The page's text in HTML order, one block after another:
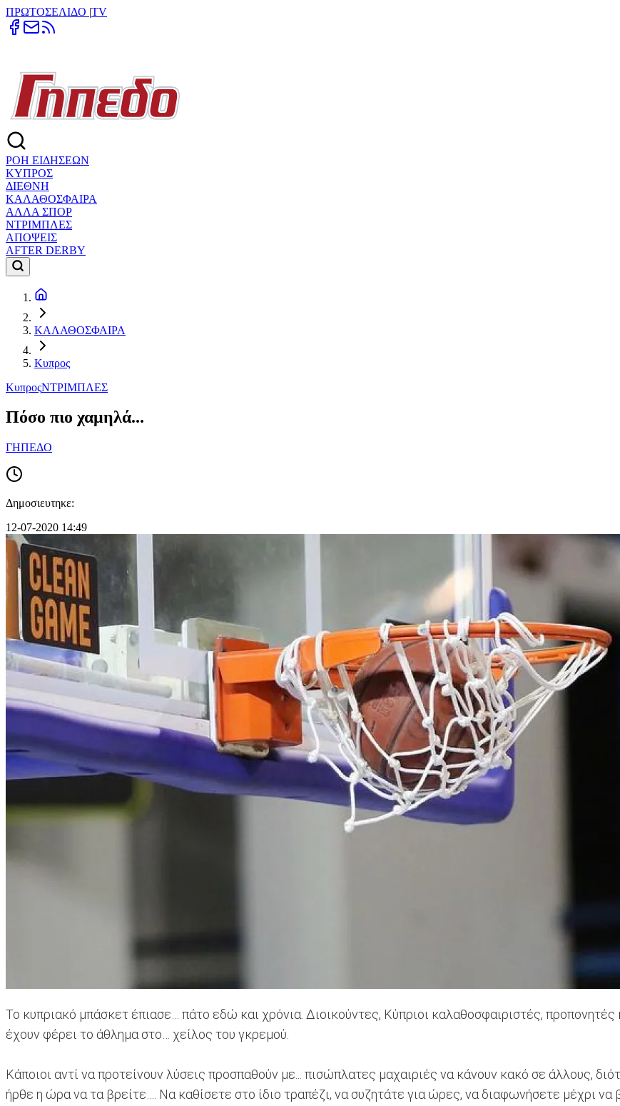
ΠΡΩΤΟΣΕΛΙΔΟ |TV
ΡΟΗ ΕΙΔΗΣΕΩΝ
ΚΥΠΡΟΣ
ΔΙΕΘΝΗ
ΚΑΛΑΘΟΣΦΑΙΡΑ
ΑΛΛΑ ΣΠΟΡ
ΝΤΡΙΜΠΛΕΣ
ΑΠΟΨΕΙΣ
AFTER DERBY
ΚΑΛΑΘΟΣΦΑΙΡΑ
Κυπρος
ΚυπροςΝΤΡΙΜΠΛΕΣ
Πόσο πιο χαμηλά...
ΓΗΠΕΔΟ
Δημοσιευτηκε:
12-07-2020 14:49
Το κυπριακό μπάσκετ έπιασε… πάτο εδώ και χρόνια. Διοικούντες, Κύπριοι καλαθοσφαιριστές,
έχουν φέρει το άθλημα στο… χείλος του γκρεμού.
Κάποιοι αντί να προτείνουν λύσεις προσπαθούν με... πισώπλατες μαχαιριές να κάνουν κακό σε άλλους,
ήρθε η ώρα να τα βρείτε…. Να καθίσετε στο ίδιο τραπέζι, να συζητάτε για ώρες, να διαφωνήσετε μέχρι να